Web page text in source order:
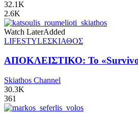
32.1K
2.6K
Watch LaterAdded
LIFESTYLEΣΚΙΑΘΟΣ
ΑΠΟΚΛΕΙΣΤΙΚΟ: Το «Survivor»
Skiathos Channel
30.3K
361